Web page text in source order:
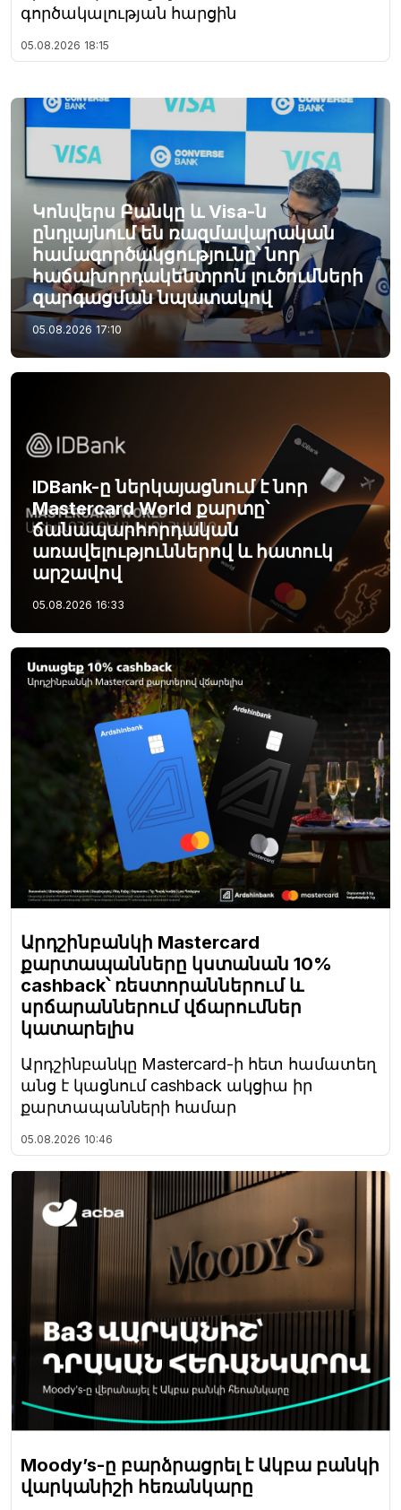
գործակալության հարցին
05.08.2026 18:15
Կոնվերս Բանկը և Visa-ն
ընդլայնում են ռազմավարական
համագործակցությունը՝ նոր
հաճախորդակենտրոն լուծումների
զարգացման նպատակով
05.08.2026 17:10
IDBank-ը ներկայացնում է նոր
Mastercard World քարտը՝
ճանապարհորդական
առավելություններով և հատուկ
արշավով
05.08.2026 16:33
Արդշինբանկի Mastercard
քարտապանները կստանան 10%
cashback՝ ռեստորաններում և
սրճարաններում վճարումներ
կատարելիս
Արդշինբանկը Mastercard-ի հետ համատեղ
անց է կացնում cashback ակցիա իր
քարտապանների համար
05.08.2026 10:46
Moody’s-ը բարձրացրել է Ակբա բանկի
վարկանիշի հեռանկարը